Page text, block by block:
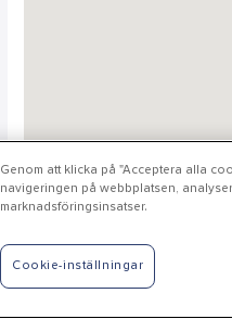
Alunda -
Genom att klicka på "Acceptera alla
navigeringen på webbplatsen,
marknadsföringsinsatser.
Cookie-inställningar